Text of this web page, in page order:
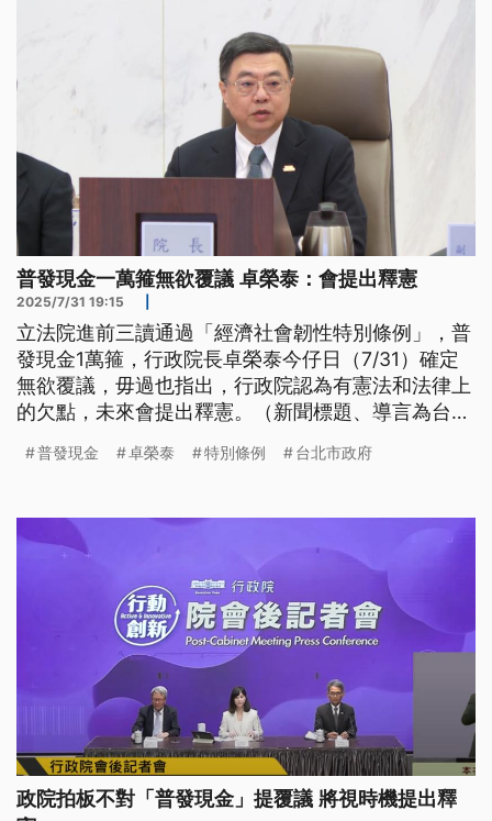
普發現金一萬箍無欲覆議 卓榮泰：會提出釋憲
2025/7/31 19:15
立法院進前三讀通過「經濟社會韌性特別條例」，普
發現金1萬箍，行政院長卓榮泰今仔日（7/31）確定
無欲覆議，毋過也指出，行政院認為有憲法和法律上
的欠點，未來會提出釋憲。（新聞標題、導言為台語
普發現金 卓榮泰 特別條例 台北市政府
政院拍板不對「普發現金」提覆議 將視時機提出釋